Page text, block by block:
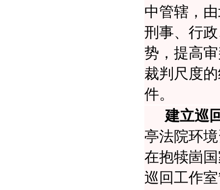
中管辖，
刑事、行
势，提高
裁判尺度
件。
建立巡
亭法院环
在抱犊崮
巡回工作